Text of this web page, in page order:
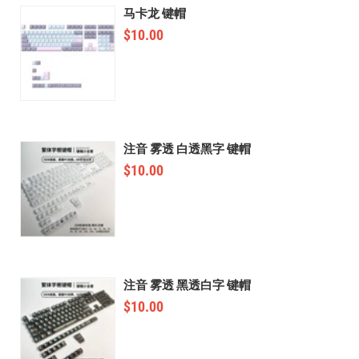
马卡龙 键帽
$10.00
注音 雾透 白透黑字 键帽
$10.00
注音 雾透 黑透白字 键帽
$10.00